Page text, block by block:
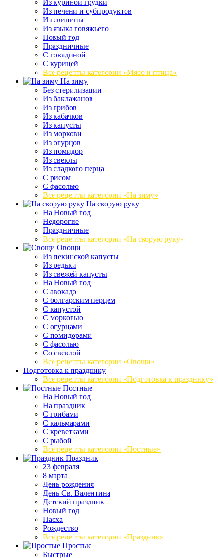
Из куриной грудки
Из печени и субпродуктов
Из свинины
Из языка говяжьего
Новый год
Праздничные
С говядиной
С курицей
Все рецепты категории «Мясо и птица»
На зиму
Без стерилизации
Из баклажанов
Из грибов
Из кабачков
Из капусты
Из моркови
Из огурцов
Из помидор
Из свеклы
Из сладкого перца
С рисом
С фасолью
Все рецепты категории «На зиму»
На скорую руку
На Новый год
Недорогие
Праздничные
Все рецепты категории «На скорую руку»
Овощи
Из пекинской капусты
Из редьки
Из свежей капусты
На Новый год
С авокадо
С болгарским перцем
С капустой
С морковью
С огурцами
С помидорами
С фасолью
Со свеклой
Все рецепты категории «Овощи»
Подготовка к празднику
Все рецепты категории «Подготовка к празднику»
Постные
На Новый год
На праздник
С грибами
С кальмарами
С креветками
С рыбой
Все рецепты категории «Постные»
Праздник
23 февраля
8 марта
День рождения
День Св. Валентина
Детский праздник
Новый год
Пасха
Рождество
Все рецепты категории «Праздник»
Простые
Быстрые